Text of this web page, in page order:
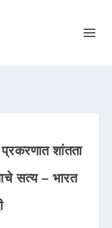
शांतता
सत्य – भारत